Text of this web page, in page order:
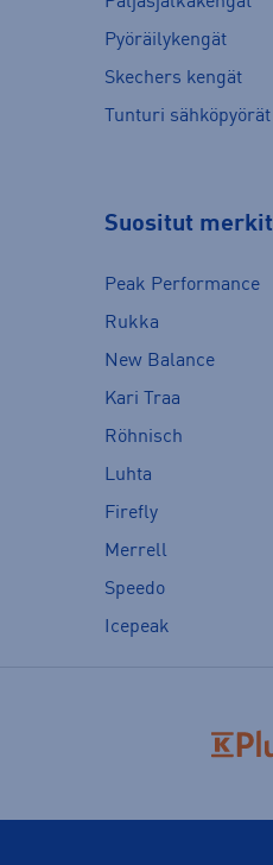
Pyöräilykengät
Skechers kengät
Tunturi sähköpyörät
Suositut merkit
Peak Performance
Rukka
New Balance
Kari Traa
Röhnisch
Luhta
Firefly
Merrell
Speedo
Icepeak